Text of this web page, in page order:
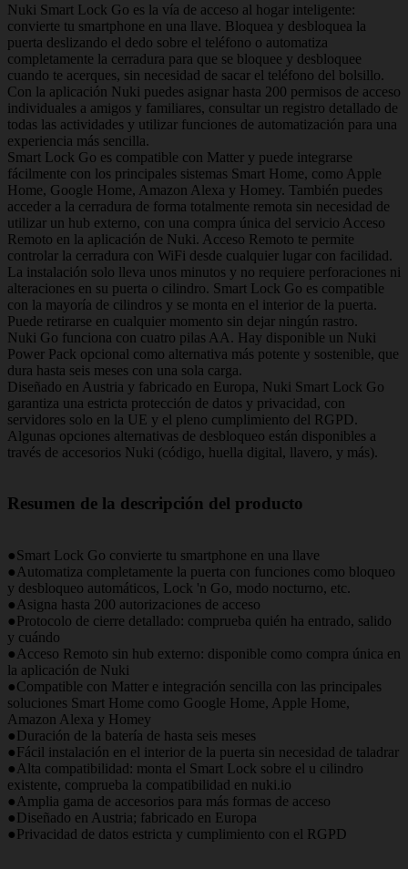
Nuki Smart Lock Go es la vía de acceso al hogar inteligente:
convierte tu smartphone en una llave. Bloquea y desbloquea la
puerta deslizando el dedo sobre el teléfono o automatiza
completamente la cerradura para que se bloquee y desbloquee
cuando te acerques, sin necesidad de sacar el teléfono del bolsillo.
Con la aplicación Nuki puedes asignar hasta 200 permisos de acceso
individuales a amigos y familiares, consultar un registro detallado de
todas las actividades y utilizar funciones de automatización para una
experiencia más sencilla.
Smart Lock Go es compatible con Matter y puede integrarse
fácilmente con los principales sistemas Smart Home, como Apple
Home, Google Home, Amazon Alexa y Homey. También puedes
acceder a la cerradura de forma totalmente remota sin necesidad de
utilizar un hub externo, con una compra única del servicio Acceso
Remoto en la aplicación de Nuki. Acceso Remoto te permite
controlar la cerradura con WiFi desde cualquier lugar con facilidad.
La instalación solo lleva unos minutos y no requiere perforaciones ni
alteraciones en su puerta o cilindro. Smart Lock Go es compatible
con la mayoría de cilindros y se monta en el interior de la puerta.
Puede retirarse en cualquier momento sin dejar ningún rastro.
Nuki Go funciona con cuatro pilas AA. Hay disponible un Nuki
Power Pack opcional como alternativa más potente y sostenible, que
dura hasta seis meses con una sola carga.
Diseñado en Austria y fabricado en Europa, Nuki Smart Lock Go
garantiza una estricta protección de datos y privacidad, con
servidores solo en la UE y el pleno cumplimiento del RGPD.
Algunas opciones alternativas de desbloqueo están disponibles a
través de accesorios Nuki (código, huella digital, llavero, y más).
Resumen de la descripción del producto
●Smart Lock Go convierte tu smartphone en una llave
●Automatiza completamente la puerta con funciones como bloqueo
y desbloqueo automáticos, Lock 'n Go, modo nocturno, etc.
●Asigna hasta 200 autorizaciones de acceso
●Protocolo de cierre detallado: comprueba quién ha entrado, salido
y cuándo
●Acceso Remoto sin hub externo: disponible como compra única en
la aplicación de Nuki
●Compatible con Matter e integración sencilla con las principales
soluciones Smart Home como Google Home, Apple Home,
Amazon Alexa y Homey
●Duración de la batería de hasta seis meses
●Fácil instalación en el interior de la puerta sin necesidad de taladrar
●Alta compatibilidad: monta el Smart Lock sobre el u cilindro
existente, comprueba la compatibilidad en nuki.io
●Amplia gama de accesorios para más formas de acceso
●Diseñado en Austria; fabricado en Europa
●Privacidad de datos estricta y cumplimiento con el RGPD